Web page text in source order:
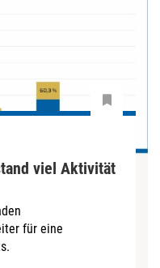
viel Aktivität
für eine